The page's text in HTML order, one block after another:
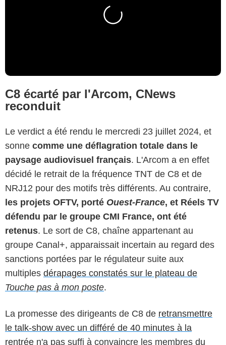
C8 écarté par l'Arcom, CNews
reconduit
Le verdict a été rendu le mercredi 23 juillet 2024, et
sonne comme une déflagration totale dans le
paysage audiovisuel français. L'Arcom a en effet
décidé le retrait de la fréquence TNT de C8 et de
NRJ12 pour des motifs très différents. Au contraire,
les projets OFTV, porté Ouest-France, et Réels TV
défendu par le groupe CMI France, ont été
retenus. Le sort de C8, chaîne appartenant au
groupe Canal+, apparaissait incertain au regard des
sanctions portées par le régulateur suite aux
multiples dérapages constatés sur le plateau de
Touche pas à mon poste.
La promesse des dirigeants de C8 de retransmettre
le talk-show avec un différé de 40 minutes à la
rentrée n'a pas suffi à convaincre les membres du